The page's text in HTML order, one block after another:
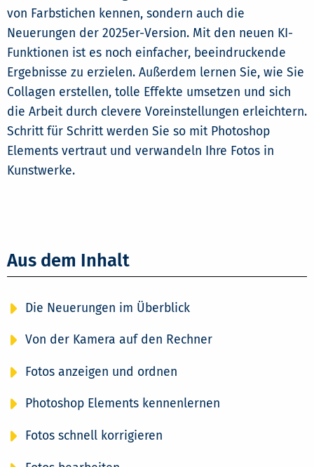
von Farbstichen kennen, sondern auch die
Neuerungen der 2025er-Version. Mit den neuen KI-
Funktionen ist es noch einfacher, beeindruckende
Ergebnisse zu erzielen. Außerdem lernen Sie, wie Sie
Collagen erstellen, tolle Effekte umsetzen und sich
die Arbeit durch clevere Voreinstellungen erleichtern.
Schritt für Schritt werden Sie so mit Photoshop
Elements vertraut und verwandeln Ihre Fotos in
Kunstwerke.
Aus dem Inhalt
Die Neuerungen im Überblick
Von der Kamera auf den Rechner
Fotos anzeigen und ordnen
Photoshop Elements kennenlernen
Fotos schnell korrigieren